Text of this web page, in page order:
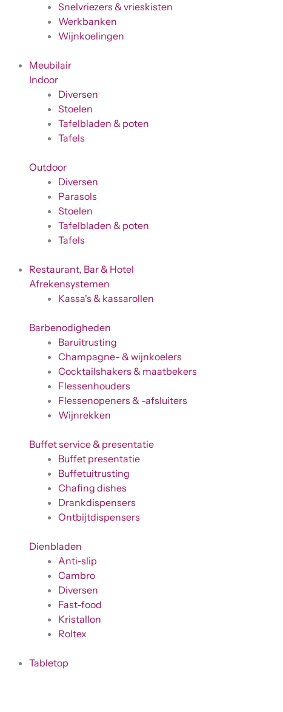
Snelvriezers & vrieskisten
Werkbanken
Wijnkoelingen
Meubilair
Indoor
Diversen
Stoelen
Tafelbladen & poten
Tafels
Outdoor
Diversen
Parasols
Stoelen
Tafelbladen & poten
Tafels
Restaurant, Bar & Hotel
Afrekensystemen
Kassa's & kassarollen
Barbenodigheden
Baruitrusting
Champagne- & wijnkoelers
Cocktailshakers & maatbekers
Flessenhouders
Flessenopeners & -afsluiters
Wijnrekken
Buffet service & presentatie
Buffet presentatie
Buffetuitrusting
Chafing dishes
Drankdispensers
Ontbijtdispensers
Dienbladen
Anti-slip
Cambro
Diversen
Fast-food
Kristallon
Roltex
Tabletop